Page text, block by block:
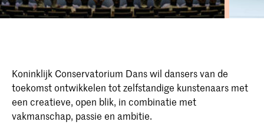
Koninklijk Conservatorium Dans wil dansers van de
toekomst ontwikkelen tot zelfstandige kunstenaars met
een creatieve, open blik, in combinatie met
vakmanschap, passie en ambitie.